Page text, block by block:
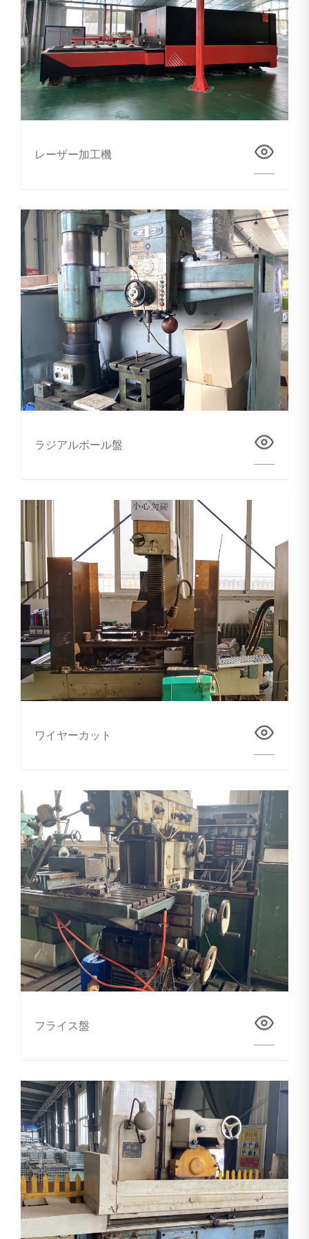
レーザー加工機
ラジアルボール盤
ワイヤーカット
フライス盤